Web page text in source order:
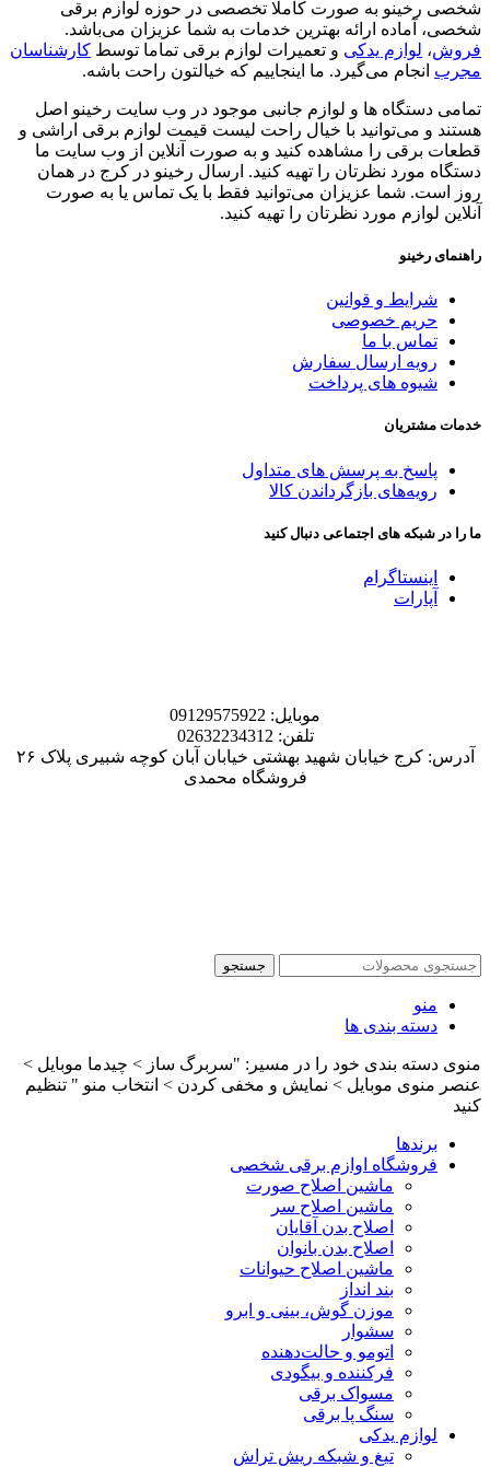
شخصی رخینو به صورت کاملا تخصصی در حوزه لوازم برقی
شخصی، آماده ارائه بهترین خدمات به شما عزیزان می‌باشد.
فروش، لوازم یدکی و تعمیرات لوازم برقی تماما توسط کارشناسان
مجرب انجام می‌گیرد. ما اینجاییم که خیالتون راحت باشه.
تمامی دستگاه ها و لوازم جانبی موجود در وب سایت رخینو اصل
هستند و می‌توانید با خیال راحت لیست قیمت لوازم برقی اراشی و
قطعات برقی را مشاهده کنید و به صورت آنلاین از وب سایت ما
دستگاه مورد نظرتان را تهیه کنید. ارسال رخینو در کرج در همان
روز است. شما عزیزان می‌توانید فقط با یک تماس یا به صورت
آنلاین لوازم مورد نظرتان را تهیه کنید.
راهنمای رخینو
شرایط و قوانین
حریم خصوصی
تماس با ما
رویه ارسال سفارش
شیوه های پرداخت
خدمات مشتریان
پاسخ به پرسش های متداول
رویه‌های بازگرداندن کالا
ما را در شبکه های اجتماعی دنبال کنید
اینستاگرام
آپارات
موبایل: 09129575922
تلفن: 02632234312
آدرس: کرج خیابان شهید بهشتی خیابان آبان کوچه شبیری پلاک ۲۶
فروشگاه محمدی
جستجو
منو
دسته بندی ها
منوی دسته بندی خود را در مسیر: "سربرگ ساز > چیدما موبایل >
عنصر منوی موبایل > نمایش و مخفی کردن > انتخاب منو " تنظیم
کنید
برندها
فروشگاه اوازم برقی شخصی
ماشین اصلاح صورت
ماشین اصلاح سر
اصلاح بدن آقایان
اصلاح بدن بانوان
ماشین اصلاح حیوانات
بند انداز
موزن گوش، بینی و ابرو
سشوار
اتومو و حالت‌دهنده
فرکننده و بیگودی
مسواک برقی
سنگ پا برقی
لوازم یدکی
تیغ و شبکه ریش تراش